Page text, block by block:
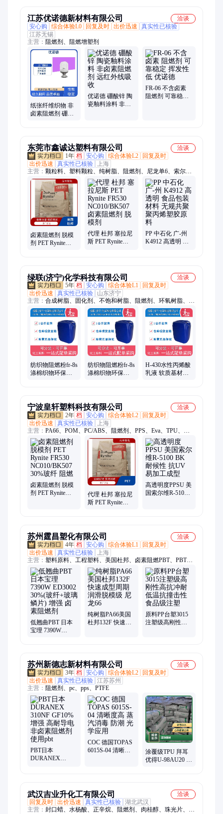
江苏优诺德新材料有限公司
洽谈
安心购
综合体验L0 回复及时 出价迅速
真实性已核验
江苏无锡
主营： 阻燃剂、阻燃增塑剂
纸张纤维织物 非
卤素阻燃剂 硼酸
优诺德 硼酸锌 陶
瓷釉料涂料 非卤
FR-06 不含卤素
阻燃剂 可靠稳定
东莞市鑫诚达塑料有限公司
洽谈
1年 档 安心购 综合体验L2
回复及时
出价迅速
真实性已核验
上海
主营： 颗粒料、塑料颗粒、纯树脂、阻燃剂、尼龙单6、索尔维
c、高透明pc、中粘度pc、聚碳酸酯、塑胶颗粒、尼龙树脂、热
稳定剂、塑料材料、塑胶制品
卤素阻燃剂 脱模
剂 PET Rynite
代理 杜邦 塞拉尼
斯 PET Rynite
PP 中石化 广-州
K4912 高透明 食
绿联(济宁)化学科技有限公司
洽谈
5年 档 安心购 综合体验L1
回复及时
出价迅速
真实性已核验
山东济宁
主营： 合成树脂、固化剂、不饱和树脂、阻燃剂、环氧树脂、聚
酯多元醇、酚醛树脂、医药中间体
纺织物阻燃粉fr-8s
涤棉织物环保无
纺织物阻燃粉fr-8s
涤棉织物环保无
H-430水性丙烯酸
乳液 软质基材乳
宁波皇轩塑料科技有限公司
洽谈
2年 档 安心购 综合体验L2
回复及时
出价迅速
真实性已核验
上海
主营： PA66、POM、PC/ABS、阻燃剂、PPS、Eva、TPU、
POE、pa6t、Pa9t、ppsu、Tpu、Tpv、1180a、Peek、M800e、
PVDF、Pmma、Tpee、Pom100p、Pom500p、Pom900p、
Abs747、Abs757、独山子800h、PoK
卤素阻燃剂 脱模
剂 PET Rynite
代理 杜邦 塞拉尼
斯 PET Rynite
高透明度PPSU 美
国索尔维R-5100
苏州霆昌塑化有限公司
洽谈
4年 档 安心购 综合体验L1
回复及时
出价迅速
真实性已核验
上海
主营： 塑料原料、工程塑料、美国杜邦、卤素阻燃PBT、PBT、
德国巴斯夫、德国朗盛、PA66、PC+ABS、PET、韩国LG、日本
旭化成、PC、尼龙PA、POM、PPO、PPS、奇美abs、PA6、
TPU、POM100p、POM500p、pom900p、pc1100、pc/abs、日本
宝理pom
低翘曲PBT 日本
宝理 7390W
纯树脂PA66美国
杜邦132F 快速成
原料PP台塑3015
注塑级高刚性高
苏州新德志新材料有限公司
洽谈
3年 档 安心购 综合体验L2
回复及时
出价迅速
真实性已核验 江苏苏州
主营： 阻燃剂、pc、pps、PTFE
PBT日本
DURANEX
COC 德国TOPAS
6015S-04 清晰度
涂覆级TPU 拜耳
优得U-98AU20 热
武汉吉业升化工有限公司
洽谈
回复及时 出价迅速 真实性已核验 湖北武汉
主营： 封口蜡、水杨酸、正辛烷、阻燃剂、肉桂醇、珠光片、碳